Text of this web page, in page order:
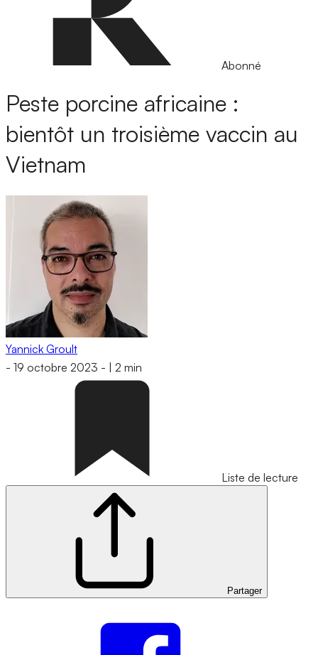
Abonné
Peste porcine africaine :
bientôt un troisième vaccin au
Vietnam
Yannick Groult
- 19 octobre 2023 - 2 min
Liste de lecture
Partager